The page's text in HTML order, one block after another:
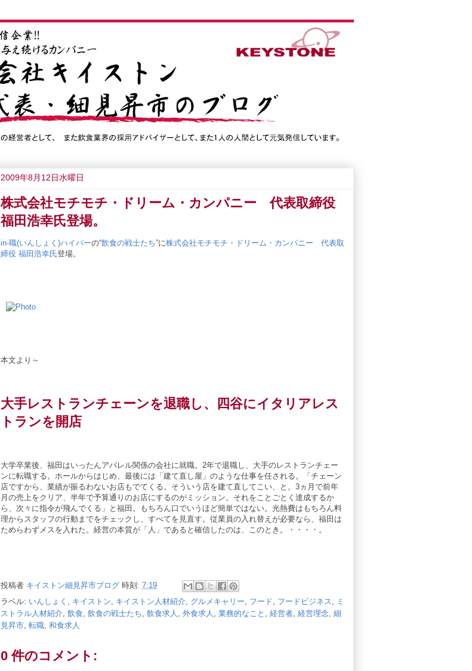
2009年8月12日水曜日
株式会社モチモチ・ドリーム・カンパニー 代表取締役
福田浩幸氏登場。
in-職(いんしょく)ハイパーの“飲食の戦士たち”に株式会社モチモチ・ドリーム・カンパニー 代表取
締役 福田浩幸氏登場。
本文より～
大手レストランチェーンを退職し、四谷にイタリアレス
トランを開店
大学卒業後、福田はいったんアパレル関係の会社に就職。2年で退職し、大手のレストランチェー
ンに転職する。ホールからはじめ、最後には「建て直し屋」のような仕事を任される。「チェーン
店ですから、業績が振るわないお店もでてくる。そういう店を建て直してこい、と。3ヵ月で前年
月の売上をクリア、半年で予算通りのお店にするのがミッション。それをことごとく達成するか
ら、次々に指令が飛んでくる」と福田。もちろん口でいうほど簡単ではない。光熱費はもちろん料
理からスタッフの行動までをチェックし、すべてを見直す。従業員の入れ替えが必要なら、福田は
ためらわずメスを入れた。経営の本質が「人」であると確信したのは、このとき。・・・・。
投稿者 キイストン細見昇市ブログ 時刻: 7:19
ラベル: いんしょく , キイストン, キイストン人材紹介, グルメキャリー, フード, フードビジネス, ミ
ストラル人材紹介, 飲食, 飲食の戦士たち, 飲食求人 , 外食求人 , 業務的なこと , 経営者, 経営理念, 細
見昇市, 転職, 和食求人
0 件のコメント: